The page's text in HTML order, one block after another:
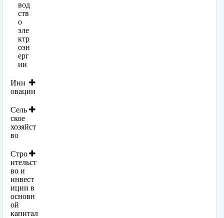
вод
ств
о
эле
ктр
оэн
ерг
ии
Инн
овации
Сель
ское
хозяйст
во
Стро
ительст
во и
инвест
иции в
основн
ой
капитал